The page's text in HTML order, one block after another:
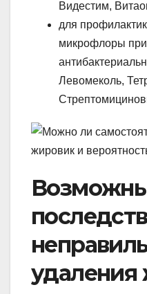
Видестим,
для
микрофлоры
Левомеколь,
удаления